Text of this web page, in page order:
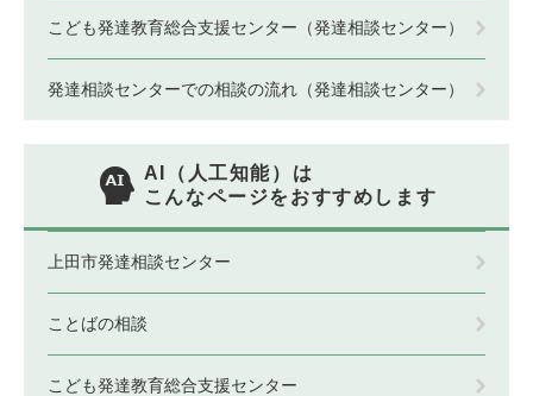
こども発達教育総合支援センター（発達相談センター）
発達相談センターでの相談の流れ（発達相談センター）
AI（人工知能）は
こんなページをおすすめします
上田市発達相談センター
ことばの相談
こども発達教育総合支援センター